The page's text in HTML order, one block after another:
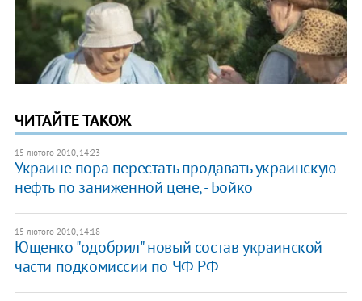
ЧИТАЙТЕ ТАКОЖ
15 лютого 2010, 14:23
Украине пора перестать продавать украинскую
нефть по заниженной цене, - Бойко
15 лютого 2010, 14:18
Ющенко "одобрил" новый состав украинской
части подкомиссии по ЧФ РФ